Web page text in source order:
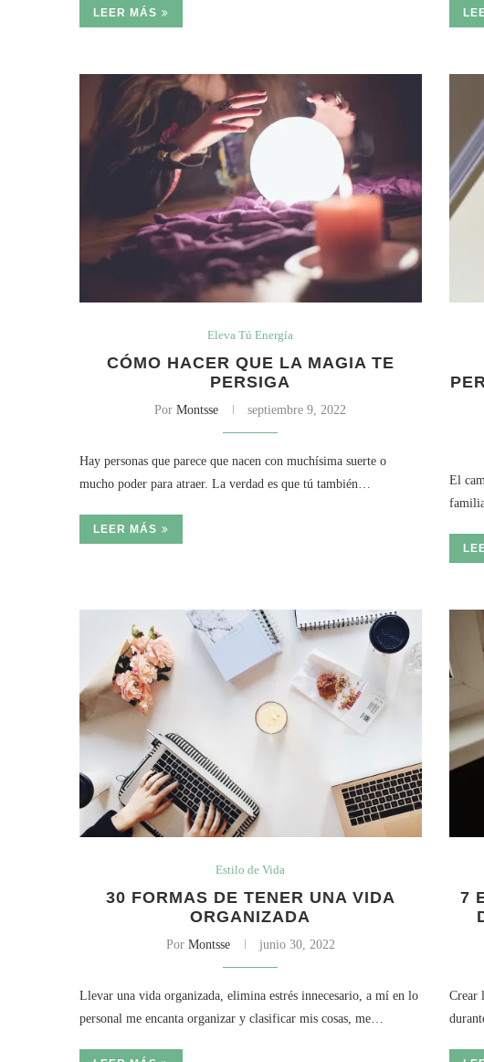
LEER MÁS
Eleva Tú Energía
CÓMO HACER QUE LA MAGIA TE
PERSIGA
PorMontsse septiembre 9, 2022
Hay personas que parece que nacen con muchísima suerte o
mucho poder para atraer. La verdad es que tú también…
LEER MÁS
El
Estilo de Vida
30 FORMAS DE TENER UNA VIDA
ORGANIZADA
Por Montsse junio 30, 2022
Llevar una vida organizada, elimina estrés innecesario, a mí en lo
personal me encanta organizar y clasificar mis cosas, me…
7
Crear